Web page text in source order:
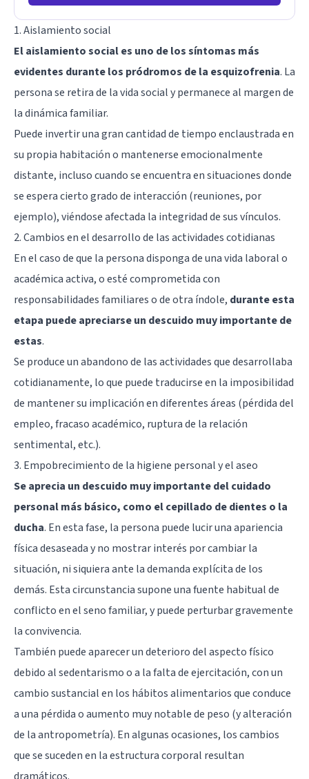
1. Aislamiento social
El aislamiento social es uno de los síntomas más
evidentes durante los pródromos de la esquizofrenia. La
persona se retira de la vida social y permanece al margen de
la dinámica familiar.
Puede invertir una gran cantidad de tiempo enclaustrada en
su propia habitación o mantenerse emocionalmente
distante, incluso cuando se encuentra en situaciones donde
se espera cierto grado de interacción (reuniones, por
ejemplo), viéndose afectada la integridad de sus vínculos.
2. Cambios en el desarrollo de las actividades cotidianas
En el caso de que la persona disponga de una vida laboral o
académica activa, o esté comprometida con
responsabilidades familiares o de otra índole, durante esta
etapa puede apreciarse un descuido muy importante de
estas.
Se produce un abandono de las actividades que desarrollaba
cotidianamente, lo que puede traducirse en la imposibilidad
de mantener su implicación en diferentes áreas (pérdida del
empleo, fracaso académico, ruptura de la relación
sentimental, etc.).
3. Empobrecimiento de la higiene personal y el aseo
Se aprecia un descuido muy importante del cuidado
personal más básico, como el cepillado de dientes o la
ducha. En esta fase, la persona puede lucir una apariencia
física desaseada y no mostrar interés por cambiar la
situación, ni siquiera ante la demanda explícita de los
demás. Esta circunstancia supone una fuente habitual de
conflicto en el seno familiar, y puede perturbar gravemente
la convivencia.
También puede aparecer un deterioro del aspecto físico
debido al sedentarismo o a la falta de ejercitación, con un
cambio sustancial en los hábitos alimentarios que conduce
a una pérdida o aumento muy notable de peso (y alteración
de la antropometría). En algunas ocasiones, los cambios
que se suceden en la estructura corporal resultan